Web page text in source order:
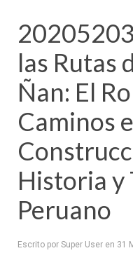
las Rutas
Ñan: El
Caminos
Historia
Peruano
Escrito por Super User en 31